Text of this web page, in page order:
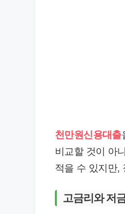
천만원신용대출
비교할 것이 아
적을 수 있지만,
고금리와 저